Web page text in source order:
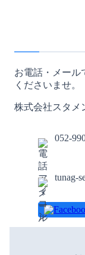
お電話・メール
くださいませ。
株式会社スタメ
052-
tunag-